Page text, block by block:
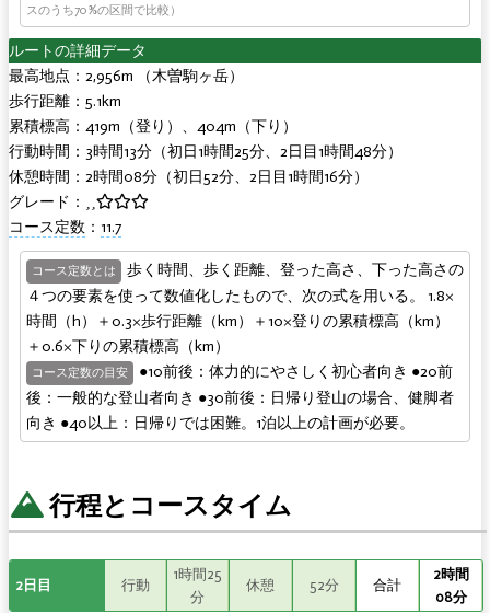
スのうち70%の区間で比較）
ルートの詳細データ
最高地点：2,956m （木曽駒ヶ岳）
歩行距離：5.1km
累積標高：419m（登り ）、404m（下り ）
行動時間：3時間13分（初日1時間25分、2日目1時間48分）
休憩時間：2時間08分（初日52分、2日目1時間16分）
グレード：
コース定数 ： 11.7
コース定数とは
歩く時間、歩く距離、登った高さ、下った高さの
４つの要素を使って数値化したもので、次の式を用いる。 1.8×
時間（h）＋0.3×歩行距離（km）＋10×登りの累積標高（km）
＋0.6×下りの累積標高（km）
コース定数の目安
●10前後：体力的にやさしく初心者向き ●20前
後：一般的な登山者向き ●30前後：日帰り登山の場合、健脚者
向き ●40以上：日帰りでは困難。1泊以上の計画が必要。
行程とコースタイム
2日目 行動
1時間25
分
休憩 52分 合計
2時間
08分